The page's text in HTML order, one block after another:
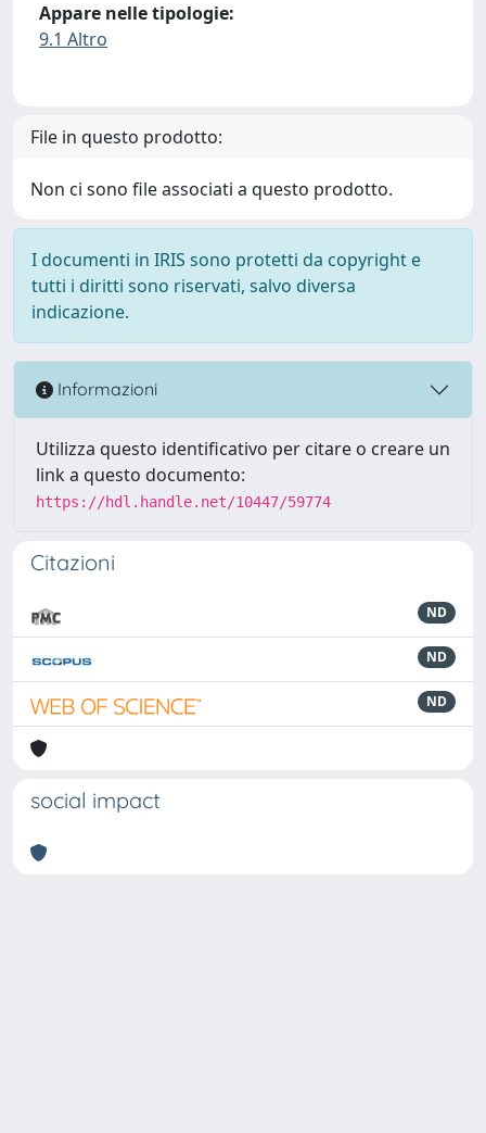
Appare nelle tipologie:
9.1 Altro
File in questo prodotto:
Non ci sono file associati a questo prodotto.
I documenti in IRIS sono protetti da copyright e
tutti i diritti sono riservati, salvo diversa
indicazione.
Informazioni
Utilizza questo identificativo per citare o creare un
link a questo documento:
https://hdl.handle.net/10447/59774
Citazioni
ND
ND
ND
social impact